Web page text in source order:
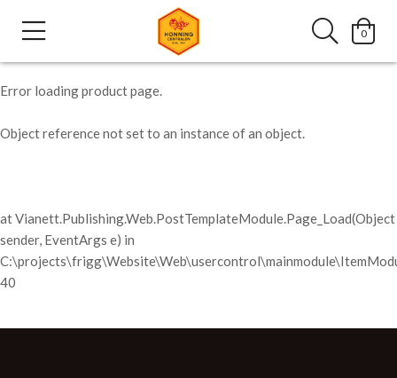
0
Error loading product page.
Object reference not set to an instance of an object.
at Vianett.Publishing.Web.PostTemplateModule.Page_Load(Object
sender, EventArgs e) in
40